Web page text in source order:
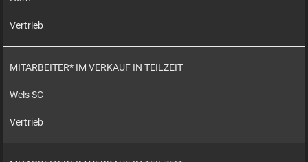
Vertrieb
MITARBEITER* IM VERKAUF IN TEILZEIT
Wels SC
Vertrieb